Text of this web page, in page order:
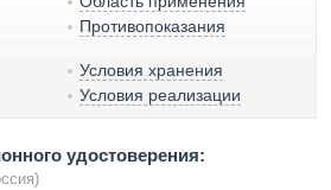
Противопоказания
Условия хранения
Условия реализации
удостоверения: